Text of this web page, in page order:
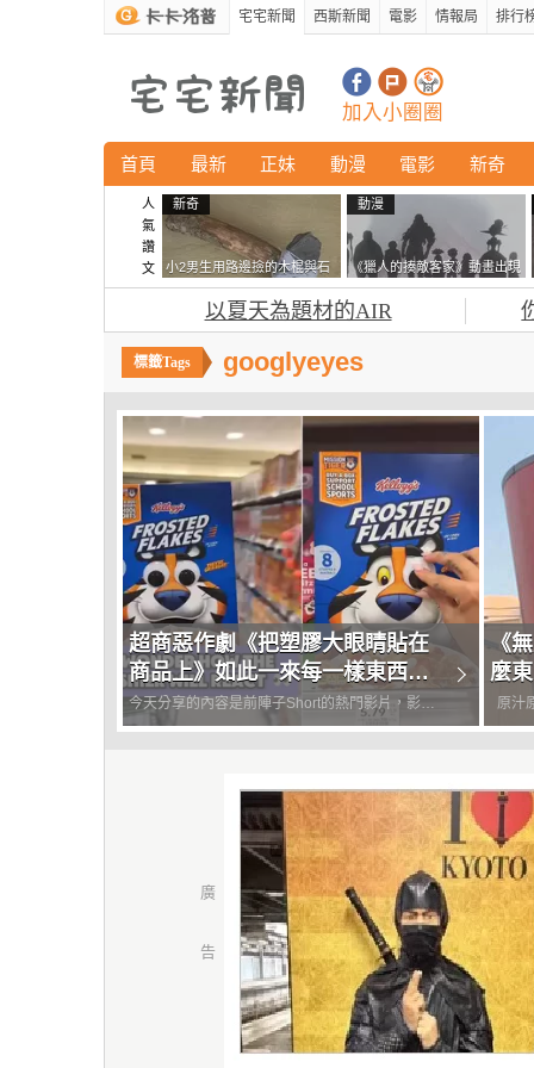
宅宅新聞 西斯新聞 電影 情報局 排行
加入小圈圈
首頁 最新 正妹 動漫 電影 新奇
人
氣
讚
文
新奇
小2男生用路邊撿的木棍與石
頭做成了《石斧》馬麻打開書
包嚇一跳怎麼會有這種東
西！？
動漫
《獵人的揍敵客家》動畫出現
的這個剪影是誰？你是不是忘
記還有這號人物了
以夏天為題材的AIR
googlyeyes
超商惡作劇《把塑膠大眼睛貼在
商品上》如此一來每一樣東西都
感覺擬人化了XD
今天分享的內容是前陣子Short的熱門影片，影片
主題就是「把塑膠大眼睛貼在商品上」，其實這個
甚至還一度流行過《把塑膠大眼睛貼在歐派上》，
不過那個算是有點限制...
《
麼
趣
種社
沒有
(笑)，